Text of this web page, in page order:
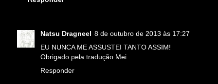
Natsu Dragneel 8 de outubro de 2013 às 17:27
EU NUNCA ME ASSUSTEI TANTO ASSIM!
Obrigado pela tradução Mei.
Responder